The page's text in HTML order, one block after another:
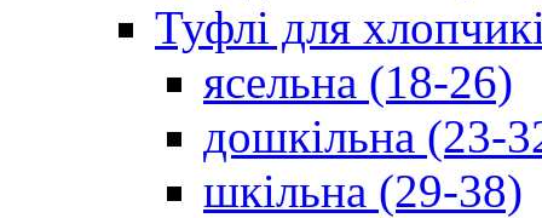
Туфлі для
ясельна (18-26)
дошкільна (23-
шкільна (29-38)